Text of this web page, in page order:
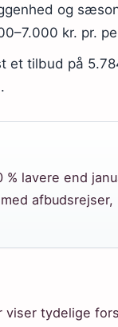
og
kr. pr.
et tilbud på
lavere end
afbudsrejser,
viser tydelige